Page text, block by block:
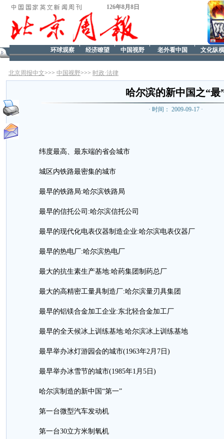
126年8月8日
文化纵横
老外看中国
中国视野
经济瞭望
环球观察
北京周报中文>>> 中国视野>>> 时政·法律
哈尔滨的新中国之“最
· 时间： 2009-09-17 ·
纬度最高、最东端的省会城市
城区内铁路最密集的城市
最早的铁路局:哈尔滨铁路局
最早的信托公司:哈尔滨信托公司
最早的现代化电表仪器制造企业:哈尔滨电表仪器厂
最早的热电厂:哈尔滨热电厂
最大的抗生素生产基地:哈药集团制药总厂
最大的高精密工量具制造厂:哈尔滨量刃具集团
最早的铝镁合金加工企业:东北轻合金加工厂
最早的全天候冰上训练基地:哈尔滨冰上训练基地
最早举办冰灯游园会的城市(1963年2月7日)
最早举办冰雪节的城市(1985年1月5日)
哈尔滨制造的新中国“第一”
第一台微型汽车发动机
第一台30立方米制氧机